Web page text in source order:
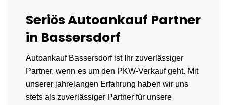
Seriös Autoankauf Partner
in Bassersdorf
Autoankauf Bassersdorf ist Ihr zuverlässiger
Partner, wenn es um den PKW-Verkauf geht. Mit
unserer jahrelangen Erfahrung haben wir uns
stets als zuverlässiger Partner für unsere